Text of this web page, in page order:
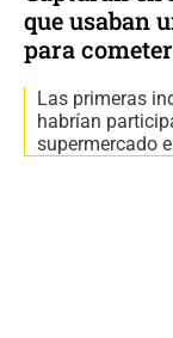
que usaban
para
Las primeras
habrían
supermercado